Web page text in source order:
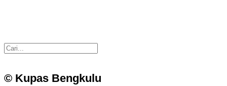
© Kupas Bengkulu